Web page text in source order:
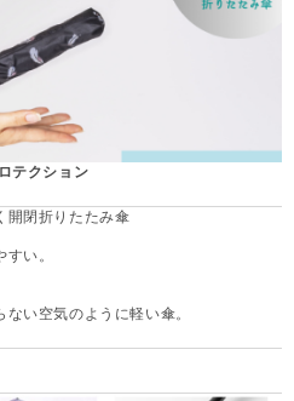
テクション
開閉折りたたみ傘
い。
い空気のように軽い傘。